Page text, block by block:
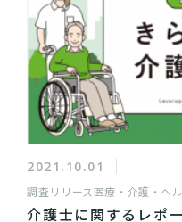
2021.10.01
調査リリース 医療・介護・ヘ
介護士に関するレポ